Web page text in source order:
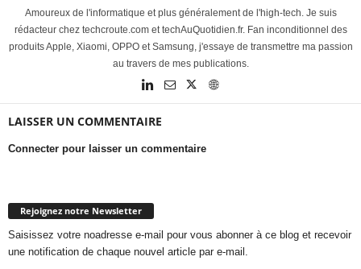
Amoureux de l'informatique et plus généralement de l'high-tech. Je suis
rédacteur chez techcroute.com et techAuQuotidien.fr. Fan inconditionnel des
produits Apple, Xiaomi, OPPO et Samsung, j'essaye de transmettre ma passion
au travers de mes publications.
LAISSER UN COMMENTAIRE
Connecter pour laisser un commentaire
Rejoignez notre Newsletter
Saisissez votre noadresse e-mail pour vous abonner à ce blog et recevoir
une notification de chaque nouvel article par e-mail.